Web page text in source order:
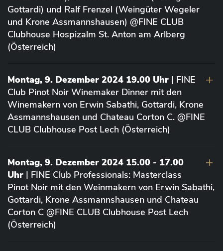
Gottardi) und Ralf Frenzel (Weingüter Wegeler
und Krone Assmannshausen) @FINE CLUB
Clubhouse Hospizalm St. Anton am Arlberg
(Österreich)
Montag, 9. Dezember 2024 19.00 Uhr | FINE
Club Pinot Noir Winemaker Dinner mit den
Winemakern von Erwin Sabathi, Gottardi, Krone
Assmannshausen und Chateau Corton C. @FINE
CLUB Clubhouse Post Lech (Österreich)
Montag, 9. Dezember 2024 15.00 - 17.00
Uhr | FINE Club Professionals: Masterclass
Pinot Noir mit den Weinmakern von Erwin Sabathi,
Gottardi, Krone Assmannshausen und Chateau
Corton C @FINE CLUB Clubhouse Post Lech
(Österreich)